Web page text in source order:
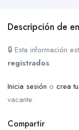
Descripción de
🔒 Esta información
registrados.
Inicia sesión o crea
vacante.
Compartir